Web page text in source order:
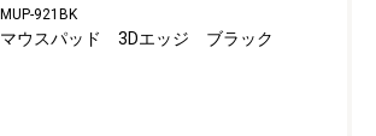
MUP-921BK
マウスパッド 3Dエッジ ブラック